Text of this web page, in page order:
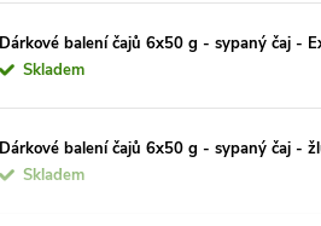
Dárkové balení čajů 6x50 g - sypaný čaj -
Skladem
Dárkové balení čajů 6x50 g - sypaný čaj -
Skladem